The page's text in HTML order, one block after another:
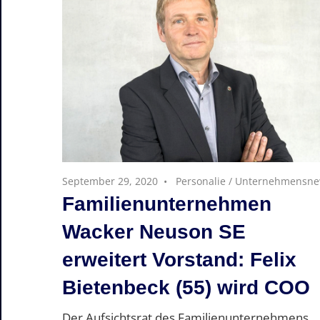
September 29, 2020 Personalie /
Familienunternehmen
Wacker Neuson SE
erweitert Vorstand: Felix
Bietenbeck (55) wird COO